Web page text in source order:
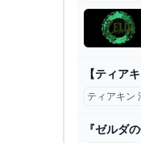
ティアキン